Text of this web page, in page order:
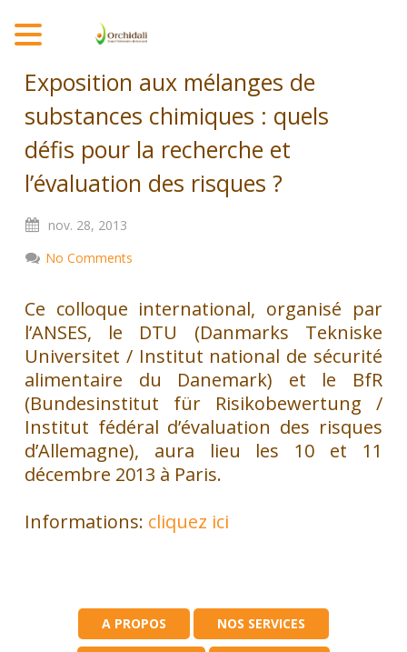
Exposition aux mélanges de
substances chimiques : quels
défis pour la recherche et
l’évaluation des risques ?
nov. 28, 2013
No Comments
Ce colloque international, organisé par
l’ANSES, le DTU (Danmarks Tekniske
Universitet / Institut national de sécurité
alimentaire du Danemark) et le BfR
(Bundesinstitut für Risikobewertung /
Institut fédéral d’évaluation des risques
d’Allemagne), aura lieu les 10 et 11
décembre 2013 à Paris.
Informations: cliquez ici
A PROPOS NOS SERVICES